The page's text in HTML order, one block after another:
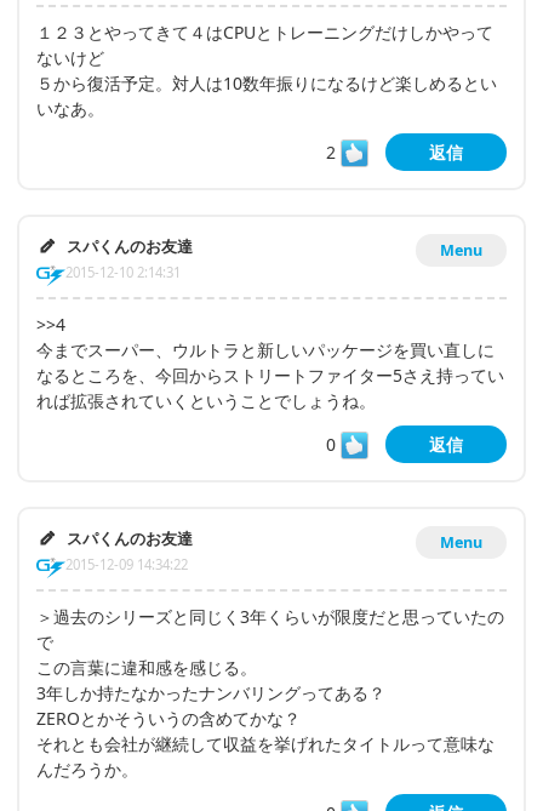
１２３とやってきて４はCPUとトレーニングだけしかやって
ないけど
５から復活予定。対人は10数年振りになるけど楽しめるとい
いなあ。
2
返信
Menu
スパくんのお友達
2015-12-10 2:14:31
>>4
今までスーパー、ウルトラと新しいパッケージを買い直しに
なるところを、今回からストリートファイター5さえ持ってい
れば拡張されていくということでしょうね。
0
返信
Menu
スパくんのお友達
2015-12-09 14:34:22
＞過去のシリーズと同じく3年くらいが限度だと思っていたの
で
この言葉に違和感を感じる。
3年しか持たなかったナンバリングってある？
ZEROとかそういうの含めてかな？
それとも会社が継続して収益を挙げれたタイトルって意味な
んだろうか。